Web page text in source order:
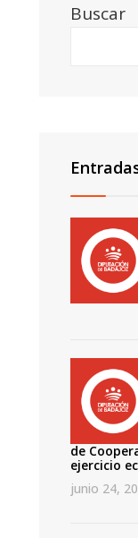
Buscar
de
ejercicio
junio 24,